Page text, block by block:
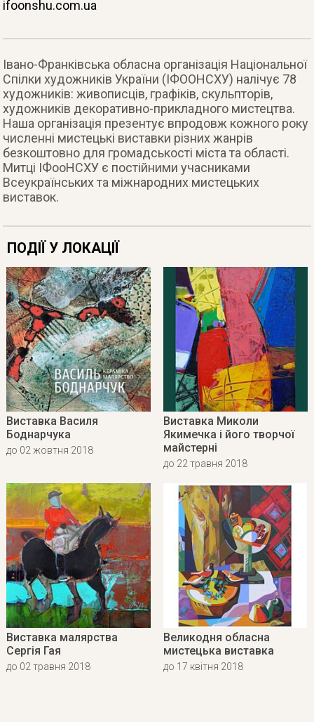
ifoonshu.com.ua
Івано-Франківська обласна організація Національної
Спілки художників України (ІФООНСХУ) налічує 78
художників: живописців, графіків, скульпторів,
художників декоративно-прикладного мистецтва.
Наша організація презентує впродовж кожного року
численні мистецькі виставки різних жанрів
безкоштовно для громадськості міста та області.
Митці ІФооНСХУ є постійними учасниками
Всеукраїнських та міжнародних мистецьких
виставок.
ПОДІЇ У ЛОКАЦІЇ
Виставка Василя
Боднарчука
до 02 жовтня 2018
Виставка Миколи
Якимечка і його творчої
майстерні
до 22 травня 2018
Виставка малярства
Сергія Гая
до 02 травня 2018
Великодня обласна
мистецька виставка
до 17 квітня 2018